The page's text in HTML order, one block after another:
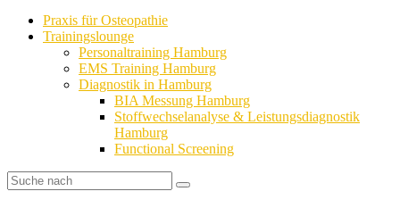
Praxis für Osteopathie
Trainingslounge
Personaltraining Hamburg
EMS Training Hamburg
Diagnostik in Hamburg
BIA Messung Hamburg
Stoffwechselanalyse & Leistungsdiagnostik
Hamburg
Functional Screening